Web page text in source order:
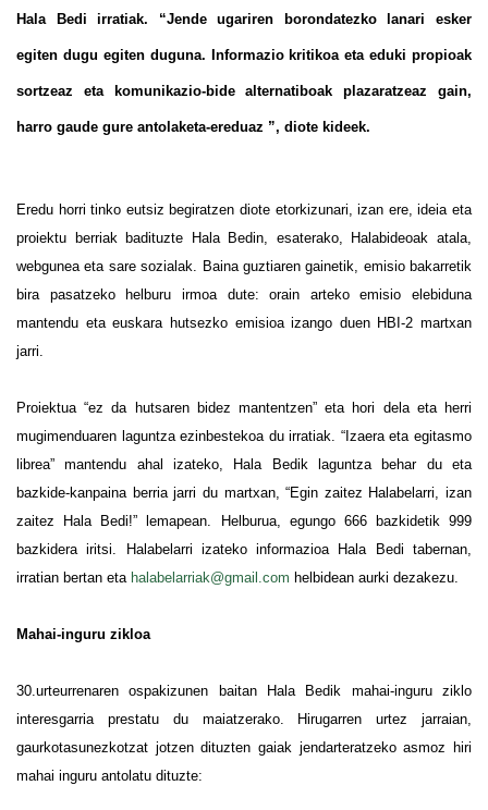
Hala Bedi irratiak. “Jende ugariren borondatezko lanari esker
egiten dugu egiten duguna. Informazio kritikoa eta eduki propioak
sortzeaz eta komunikazio-bide alternatiboak plazaratzeaz gain,
harro gaude gure antolaketa-ereduaz ”, diote kideek.
Eredu horri tinko eutsiz begiratzen diote etorkizunari, izan ere, ideia eta
proiektu berriak badituzte Hala Bedin, esaterako, Halabideoak atala,
webgunea eta sare sozialak. Baina guztiaren gainetik, emisio bakarretik
bira pasatzeko helburu irmoa dute: orain arteko emisio elebiduna
mantendu eta euskara hutsezko emisioa izango duen HBI-2 martxan
jarri.
Proiektua “ez da hutsaren bidez mantentzen” eta hori dela eta herri
mugimenduaren laguntza ezinbestekoa du irratiak. “Izaera eta egitasmo
librea” mantendu ahal izateko, Hala Bedik laguntza behar du eta
bazkide-kanpaina berria jarri du martxan, “Egin zaitez Halabelarri, izan
zaitez Hala Bedi!”
lemapean. Helburua, egungo 666 bazkidetik 999
bazkidera iritsi. Halabelarri izateko informazioa Hala Bedi tabernan,
irratian bertan eta halabelarriak@gmail.com helbidean aurki dezakezu.
Mahai-inguru zikloa
30.urteurrenaren ospakizunen baitan Hala Bedik mahai-inguru ziklo
interesgarria prestatu du maiatzerako. Hirugarren urtez jarraian,
gaurkotasunezkotzat jotzen dituzten gaiak jendarteratzeko asmoz hiri
mahai inguru antolatu dituzte: